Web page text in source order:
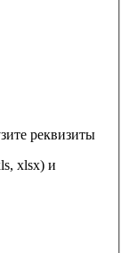
реквизиты
xlsx) и